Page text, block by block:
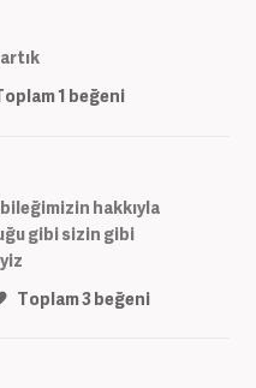
1 beğeni
hakkıyla
gibi sizin gibi
Toplam3beğeni